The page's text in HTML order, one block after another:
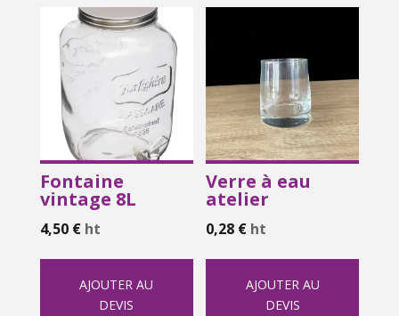
Fontaine
vintage 8L
4,50 € ht
AJOUTER AU
DEVIS
Verre à eau
atelier
0,28 € ht
AJOUTER AU
DEVIS